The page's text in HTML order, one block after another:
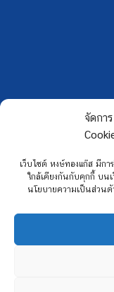
จัดกา
เว็บไซต์ หงษ์ทองแก๊ส มีก
ใกล้เคียงกันกับคุกกี้ บนเ
นโยบายความเป็นส่วนตั